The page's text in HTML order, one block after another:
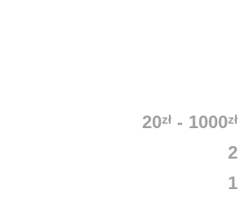
20zł - 1000zł
2
1